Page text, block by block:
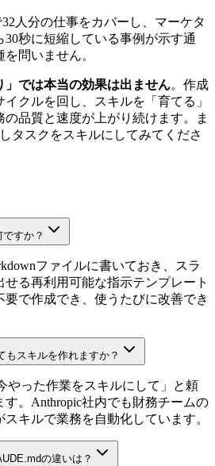
人分の仕事をカバーし、マーケタ
30秒に短縮している事例が示す通
問いません。
」では本当の効果は出ません。作成
クルを回し、スキルを「育てる」
品質と速度が上がり続けます。ま
タスクをスキルにしてみてくださ
すか？
ファイルに書いておき、スラ
る再利用可能な指示テンプレート
で作成でき、使うたびに改善でき
もスキルを作れますか？
やった作業をスキルにして」と頼
。Anthropic社内でも財務チームの
キルで業務を自動化しています。
の違いは？